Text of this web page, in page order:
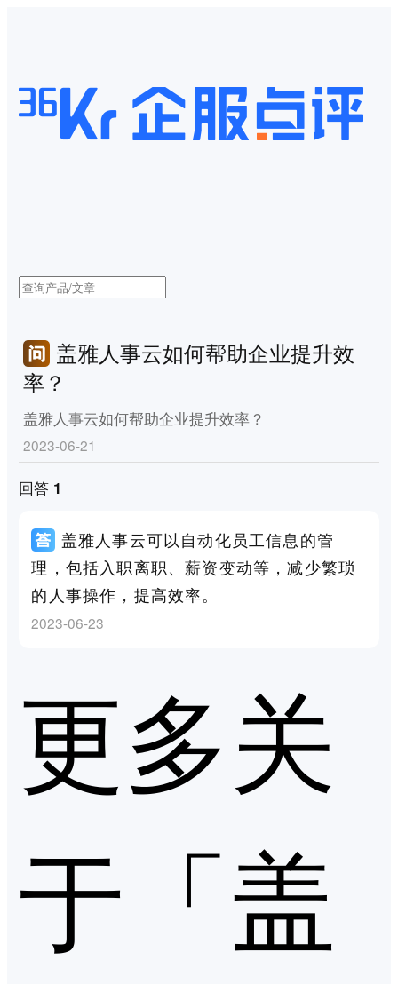
盖雅人事云如何帮助企业提升效
率？
盖雅人事云如何帮助企业提升效率？
2023-06-21
回答 1
盖雅人事云可以自动化员工信息的管
理，包括入职离职、薪资变动等，减少繁琐
的人事操作，提高效率。
2023-06-23
更多关
于「盖